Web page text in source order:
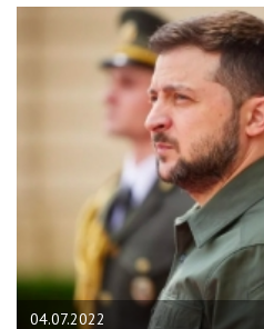
04.07.2022